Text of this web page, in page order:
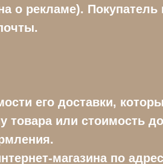
о рекламе).
его доставки,
или стоимость
магазина по